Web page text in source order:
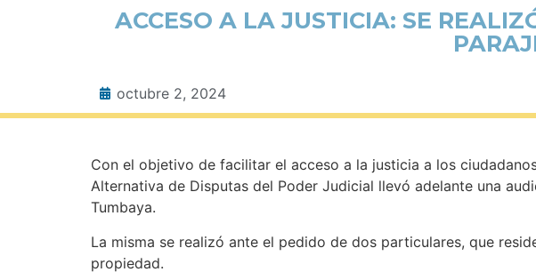
ACCESO A LA JUSTICIA: SE
octubre 2, 2024
Con el objetivo de facilitar el acceso a la justicia a los
Alternativa de Disputas del Poder Judicial llevó adelante una
Tumbaya.
La misma se realizó ante el pedido de dos particulares, que
propiedad.